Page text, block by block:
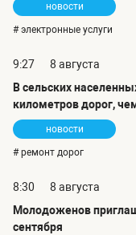
новости
# электронные услуги
9:27
8 августа
В сельских
километров дорог,
новости
# ремонт дорог
8:30
8 августа
Молодоженов
сентября